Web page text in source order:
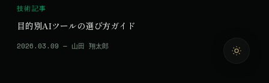
技術記事
目的別AIツールの選び方ガイド
2026.03.09 — 山田 翔太郎